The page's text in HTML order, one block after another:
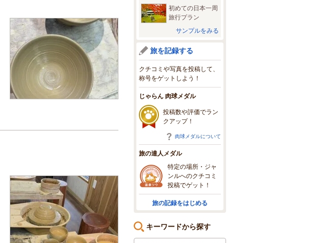
初めての日本一周
旅行プラン
サンプルをみる
旅を記録する
クチコミや写真を投稿して、
称号をゲットしよう！
じゃらん 肉球メダル
投稿数や評価でラン
クアップ！
肉球メダルについて
旅の達人メダル
特定の場所・ジャ
ンルへのクチコミ
投稿でゲット！
旅の記録をはじめる
キーワードから探す